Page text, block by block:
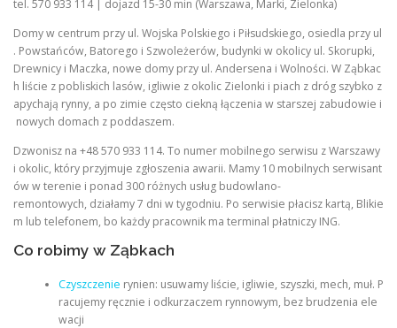
tel. 570 933 114 | dojazd 15-30 min (Warszawa, Marki, Zielonka)
Domy w centrum przy ul. Wojska Polskiego i Piłsudskiego, osiedla przy ul
. Powstańców, Batorego i Szwoleżerów, budynki w okolicy ul. Skorupki,
Drewnicy i Maczka, nowe domy przy ul. Andersena i Wolności. W Ząbkac
h liście z pobliskich lasów, igliwie z okolic Zielonki i piach z dróg szybko z
apychają rynny, a po zimie często ciekną łączenia w starszej zabudowie i
nowych domach z poddaszem.
Dzwonisz na +48 570 933 114. To numer mobilnego serwisu z Warszawy
i okolic, który przyjmuje zgłoszenia awarii. Mamy 10 mobilnych serwisant
ów w terenie i ponad 300 różnych usług budowlano-
remontowych, działamy 7 dni w tygodniu. Po serwisie płacisz kartą, Blikie
m lub telefonem, bo każdy pracownik ma terminal płatniczy ING.
Co robimy w Ząbkach
Czyszczenie rynien: usuwamy liście, igliwie, szyszki, mech, muł. P
racujemy ręcznie i odkurzaczem rynnowym, bez brudzenia ele
wacji